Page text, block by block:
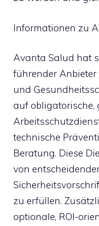
Informationen zu
Avanta Salud hat
führender
und
auf obligatorische,
technische
Beratung. Diese
von
zu erfüllen.
optionale, ROI-